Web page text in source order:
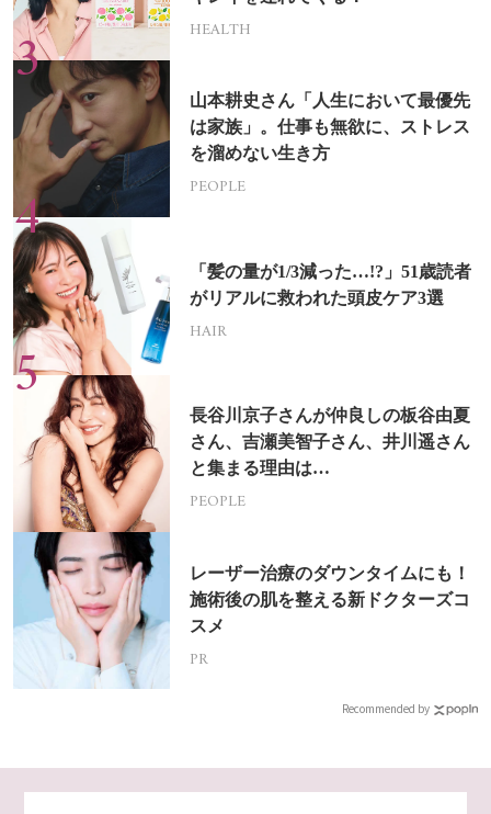
HEALTH
山本耕史さん「人生において最優先
は家族」。仕事も無欲に、ストレス
を溜めない生き方
PEOPLE
「髪の量が1/3減った…!?」51歳読者
がリアルに救われた頭皮ケア3選
HAIR
長谷川京子さんが仲良しの板谷由夏
さん、吉瀬美智子さん、井川遥さん
と集まる理由は…
PEOPLE
レーザー治療のダウンタイムにも！
施術後の肌を整える新ドクターズコ
スメ
PR
Recommended by